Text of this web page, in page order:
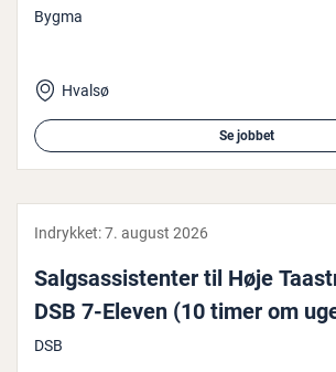
Bygma
Hvalsø
Se jobbet
Indrykket:7. august 2026
Salgs­as­si­sten­ter til Høje
DSB 7-Eleven (10 timer om
DSB